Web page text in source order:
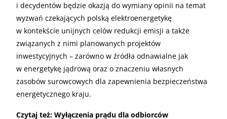
i decydentów będzie okazją do wymiany opinii na temat
wyzwań czekających polską elektroenergetykę
w kontekście unijnych celów redukcji emisji a także
związanych z nimi planowanych projektów
inwestycyjnych – zarówno w źródła odnawialne jak
w energetykę jądrową oraz o znaczeniu własnych
zasobów surowcowych dla zapewnienia bezpieczeństwa
energetycznego kraju.
Czytaj też: Wyłączenia prądu dla odbiorców